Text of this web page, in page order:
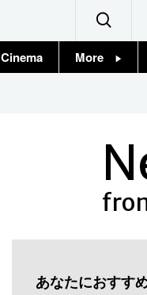
Cinema More
あなたにおすす